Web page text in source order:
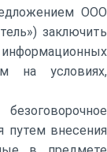
ООО
заключить
информационных
на условиях,
путем внесения